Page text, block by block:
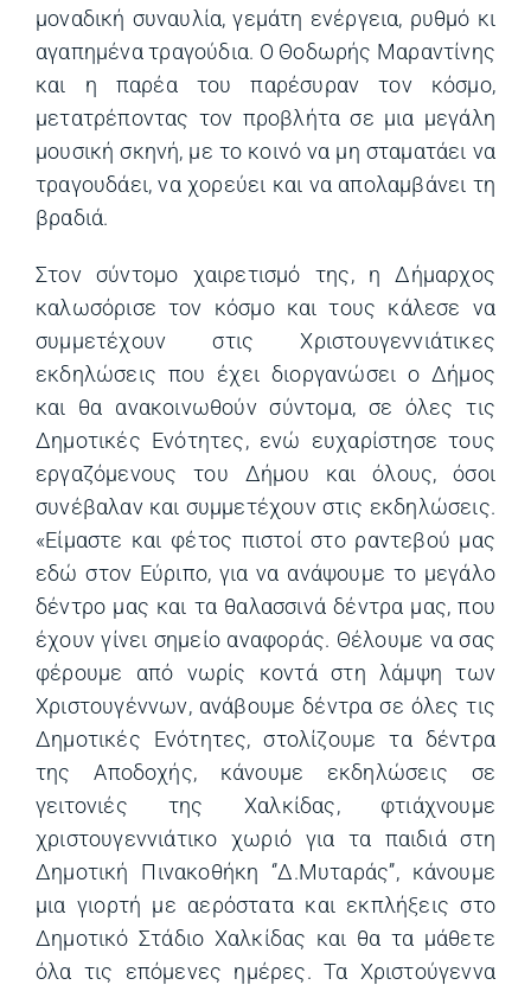
μοναδική συναυλία, γεμάτη ενέργεια, ρυθμό κι
αγαπημένα τραγούδια. Ο Θοδωρής Μαραντίνης
και η παρέα του παρέσυραν τον κόσμο,
μετατρέποντας τον προβλήτα σε μια μεγάλη
μουσική σκηνή, με το κοινό να μη σταματάει να
τραγουδάει, να χορεύει και να απολαμβάνει τη
βραδιά.
Στον σύντομο χαιρετισμό της, η Δήμαρχος
καλωσόρισε τον κόσμο και τους κάλεσε να
συμμετέχουν στις Χριστουγεννιάτικες
εκδηλώσεις που έχει διοργανώσει ο Δήμος
και θα ανακοινωθούν σύντομα, σε όλες τις
Δημοτικές Ενότητες, ενώ ευχαρίστησε τους
εργαζόμενους του Δήμου και όλους, όσοι
συνέβαλαν και συμμετέχουν στις εκδηλώσεις.
«Είμαστε και φέτος πιστοί στο ραντεβού μας
εδώ στον Εύριπο, για να ανάψουμε το μεγάλο
δέντρο μας και τα θαλασσινά δέντρα μας, που
έχουν γίνει σημείο αναφοράς. Θέλουμε να σας
φέρουμε από νωρίς κοντά στη λάμψη των
Χριστουγέννων, ανάβουμε δέντρα σε όλες τις
Δημοτικές Ενότητες, στολίζουμε τα δέντρα
της Αποδοχής, κάνουμε εκδηλώσεις σε
γειτονιές της Χαλκίδας, φτιάχνουμε
χριστουγεννιάτικο χωριό για τα παιδιά στη
Δημοτική Πινακοθήκη ‘’Δ.Μυταράς’’, κάνουμε
μια γιορτή με αερόστατα και εκπλήξεις στο
Δημοτικό Στάδιο Χαλκίδας και θα τα μάθετε
όλα τις επόμενες ημέρες. Τα Χριστούγεννα